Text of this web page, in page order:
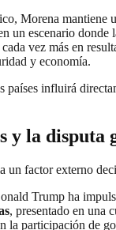
Morena mantiene
un escenario donde
vez más en
y economía.
países influirá
y la disputa
un factor externo
Trump ha
, presentado en una
la participación de